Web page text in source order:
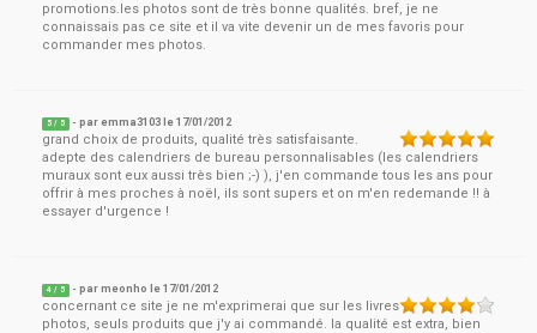
promotions.les photos sont de très bonne qualités. bref, je ne
connaissais pas ce site et il va vite devenir un de mes favoris pour
commander mes photos.
5 / 5 - paremma3103 le17/01/2012
grand choix de produits, qualité très satisfaisante.
adepte des calendriers de bureau personnalisables (les calendriers
muraux sont eux aussi très bien ;-) ), j'en commande tous les ans pour
offrir à mes proches à noël, ils sont supers et on m'en redemande !! à
essayer d'urgence !
4 / 5 - parmeonho le17/01/2012
concernant ce site je ne m'exprimerai que sur les livres
photos, seuls produits que j'y ai commandé. la qualité est extra, bien